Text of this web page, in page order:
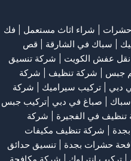
شراء اثاث مستعمل
فك
| سباك في الشارقة
قص
نقل عفش الكويت
شركة تنسيق
جبس شركة تنظيف
شركة
دبي تركيب سيراميك
شركة
سباك | صباغ في دبي |تركيب جبس
تنظيف في الفجيرة
شركة
شركة تنظيف مكيفات
حشرات بجدة
تنسيق حدائق